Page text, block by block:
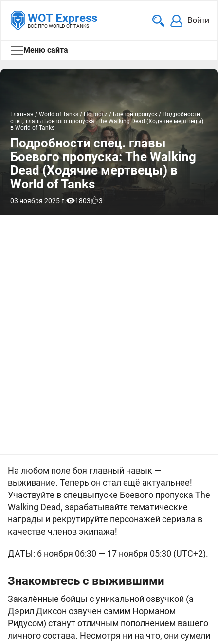
WOT Express
ВСЁ ПРО WORLD OF TANKS
Войти
Меню сайта
Главная / World of Tanks / Новости / Боевой пропуск / Подробности
спец. главы Боевого пропуска: The Walking Dead (Ходячие мертвецы)
в World of Tanks
Подробности спец. главы
Боевого пропуска: The Walking
Dead (Ходячие мертвецы) в
World of Tanks
03 ноября 2025 г. 1803 3
На любом поле боя главный навык —
выживание. Теперь он стал ещё актуальнее!
Участвуйте в спецвыпуске Боевого пропуска The
Walking Dead, зарабатывайте тематические
награды и рекрутируйте персонажей сериала в
качестве членов экипажа!
ДАТЫ: 6 ноября 06:30 — 17 ноября 05:30 (UTC+2).
Знакомьтесь с выжившими
Закалённые бойцы с уникальной озвучкой (а
Дэрил Диксон озвучен самим Норманом
Ридусом) станут отличным пополнением вашего
личного состава. Несмотря ни на что, они сумели